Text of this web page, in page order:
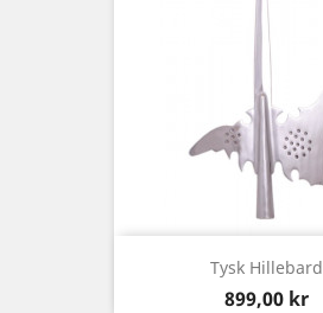
Tysk Hillebard
Pris
899,00 kr